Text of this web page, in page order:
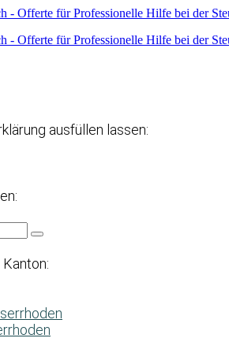
- Offerte für Professionelle Hilfe bei der
- Offerte für Professionelle Hilfe bei der
ausfüllen lassen: